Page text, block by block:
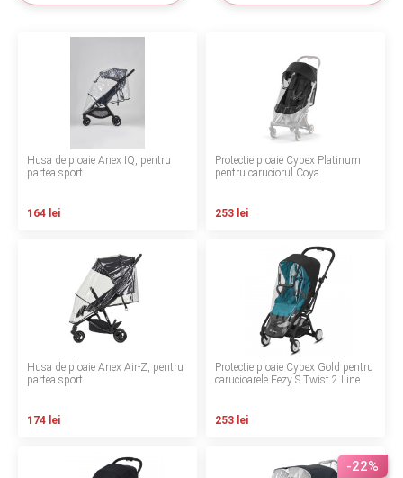
CAMERA COPILULUI
MARSUPII BEBELUSI
BALANSOARE COPII
BABY MONITORS
Husa de ploaie Anex IQ, pentru
partea sport
164 lei
Protectie ploaie Cybex Platinum
pentru caruciorul Coya
253 lei
Husa de ploaie Anex Air-Z, pentru
partea sport
174 lei
Protectie ploaie Cybex Gold pentru
carucioarele Eezy S Twist 2 Line
253 lei
-22%